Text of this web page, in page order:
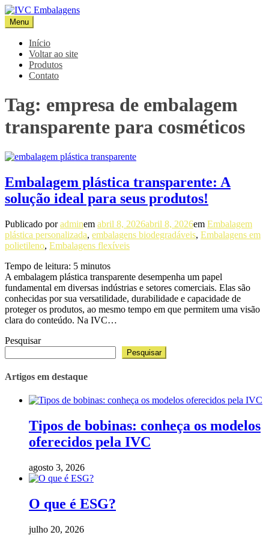
Pular
para
o
conteúdo
IVC Embalagens
Blog IVC
Menu
Início
Voltar ao site
Produtos
Contato
Tag: empresa de embalagem
transparente para cosméticos
Embalagem plástica transparente: A
solução ideal para seus produtos!
Publicado poradminem abril 8, 2026abril 8, 2026em Embalagem
plástica personalizada, embalagens biodegradáveis, Embalagens em
polietileno, Embalagens flexíveis
Tempo de leitura: 5 minutos
A embalagem plástica transparente desempenha um papel
fundamental em diversas indústrias e setores comerciais. Elas são
conhecidas por sua versatilidade, durabilidade e capacidade de
proteger os produtos, ao mesmo tempo em que permitem uma visão
clara do conteúdo. Na IVC…
Pesquisar
Pesquisar
Artigos em destaque
Tipos de bobinas: conheça os modelos
oferecidos pela IVC
agosto 3, 2026
O que é ESG?
julho 20, 2026